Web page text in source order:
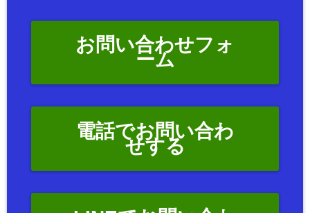
お問い合わせフォ
ーム
電話でお問い合わ
せする